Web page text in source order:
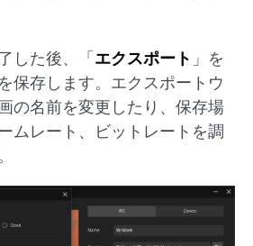
した後、「 エクスポート 」を
保存します。エクスポートウ
の名前を変更したり、保存場
ムレート、ビットレートを調